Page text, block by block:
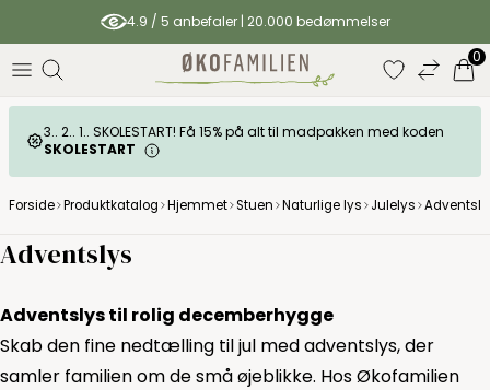
4.9 / 5 anbefaler | 20.000 bedømmelser
0
3.. 2.. 1.. SKOLESTART! Få 15% på alt til madpakken med koden
SKOLESTART
Forside Produktkatalog Hjemmet Stuen Naturlige lys Julelys
Adventslys
Adventslys til rolig decemberhygge
Skab den fine nedtælling til jul med adventslys, der
samler familien om de små øjeblikke. Hos Økofamilien